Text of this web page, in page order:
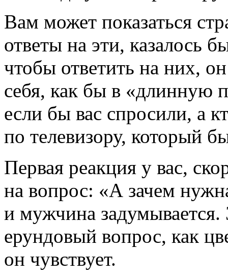
Вам может показаться
ответы на эти, казалось
чтобы ответить на них,
себя, как бы в «длинную
если бы вас спросили, а
по телевизору, который
Первая реакция у вас,
на вопрос: «А зачем
и мужчина задумывается.
ерундовый вопрос, как
он чувствует.